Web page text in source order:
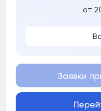
от
Заявки